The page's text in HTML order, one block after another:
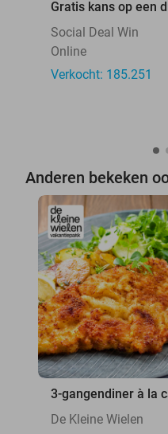
Gratis kans op een
Social Deal Win
Online
Verkocht: 185.251
Anderen bekeken
3-gangendiner à la
De Kleine Wielen